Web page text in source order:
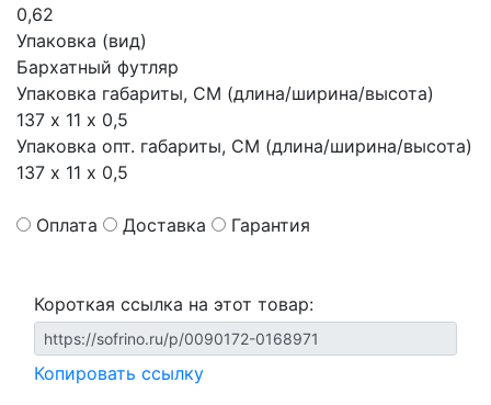
0,62
Упаковка (вид)
Бархатный футляр
Упаковка габариты, СМ (длина/ширина/высота)
137 х 11 х 0,5
Упаковка опт. габариты, СМ (длина/ширина/высота)
137 х 11 х 0,5
Оплата Доставка Гарантия
Короткая ссылка на этот товар:
Копировать ссылку